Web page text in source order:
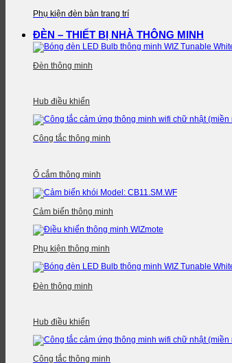
Phụ kiện đèn bàn trang trí
ĐÈN – THIẾT BỊ NHÀ THÔNG MINH
Đèn thông minh
Hub điều khiển
Công tắc thông minh
Ổ cắm thông minh
Cảm biến thông minh
Phụ kiện thông minh
Đèn thông minh
Hub điều khiển
Công tắc thông minh